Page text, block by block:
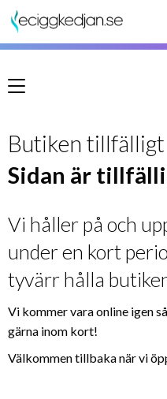
Meny
Butiken
Sidan är
Vi håller på och
under en kort
tyvärr hålla
Vi kommer vara online igen
gärna inom kort!
Välkommen tillbaka när vi